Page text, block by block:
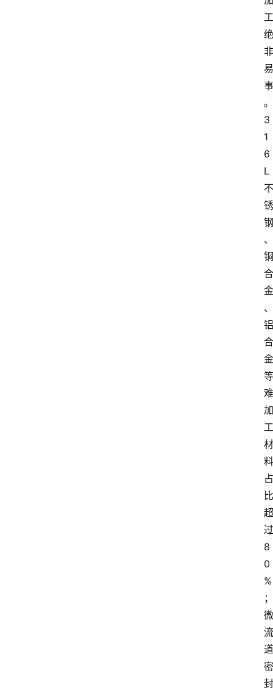
工
绝
非
易
事
。
3
1
6
L
不
锈
钢
、
铜
合
金
、
铝
合
金
等
难
加
工
材
料
占
比
超
过
8
0
%
；
微
流
道
密
封